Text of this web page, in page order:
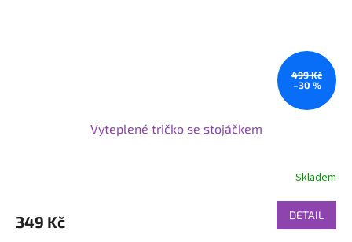
499 Kč
–30 %
Vyteplené tričko se stojáčkem
Skladem
349 Kč DETAIL